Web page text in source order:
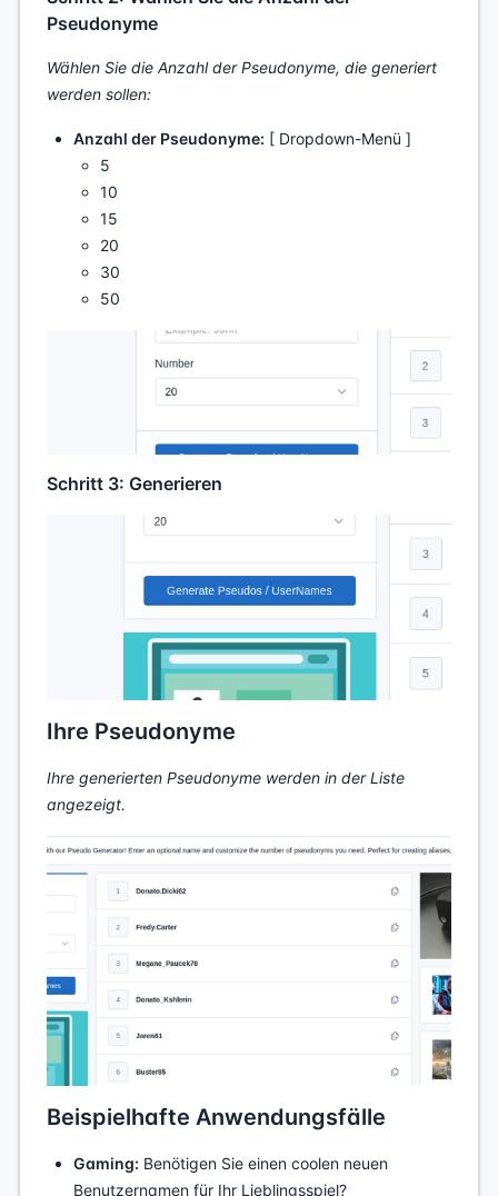
Pseudonyme
Wählen Sie die Anzahl der Pseudonyme, die generiert
werden sollen:
Anzahl der Pseudonyme: [ Dropdown-Menü ]
5
10
15
20
30
50
Schritt 3: Generieren
Ihre Pseudonyme
Ihre generierten Pseudonyme werden in der Liste
angezeigt.
Beispielhafte Anwendungsfälle
Gaming: Benötigen Sie einen coolen neuen
Benutzernamen für Ihr Lieblingsspiel?